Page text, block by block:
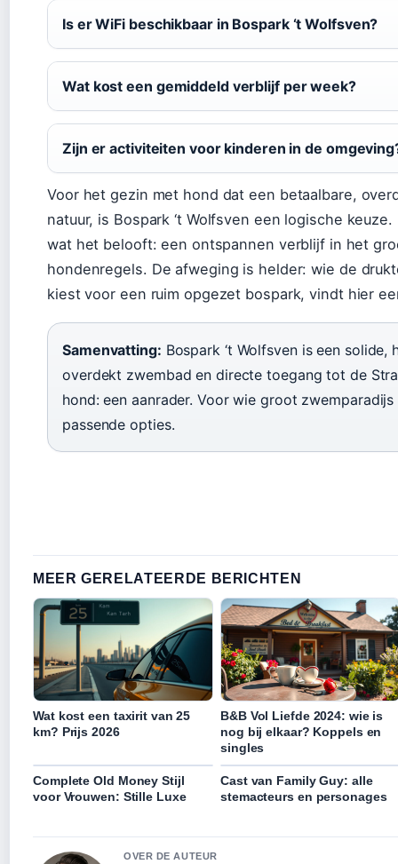
Is er WiFi beschikbaar in Bospark ‘t Wolfsven?
Wat kost een gemiddeld verblijf per week?
Zijn er activiteiten voor kinderen in de
Voor het gezin met hond dat een betaalbare,
natuur, is Bospark ‘t Wolfsven een logische
wat het belooft: een ontspannen verblijf in het
hondenregels. De afweging is helder: wie de
kiest voor een ruim opgezet bospark, vindt hier
Samenvatting: Bospark ‘t Wolfsven is een
overdekt zwembad en directe toegang tot de
hond: een aanrader. Voor wie groot
passende opties.
MEER GERELATEERDE BERICHTEN
Wat kost een taxirit van 25
km? Prijs 2026
B&B Vol Liefde 2024: wie is
nog bij elkaar? Koppels en
singles
Complete Old Money Stijl
voor Vrouwen: Stille Luxe
Cast van Family Guy: alle
stemacteurs en personages
OVER DE AUTEUR